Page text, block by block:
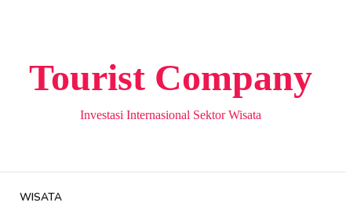
Tourist Company
Investasi Internasional Sektor Wisata
WISATA